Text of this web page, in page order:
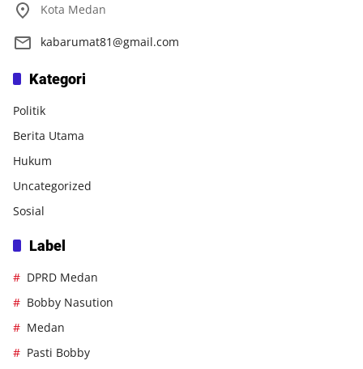
Kota Medan
kabarumat81@gmail.com
Kategori
Politik
Berita Utama
Hukum
Uncategorized
Sosial
Label
DPRD Medan
Bobby Nasution
Medan
Pasti Bobby